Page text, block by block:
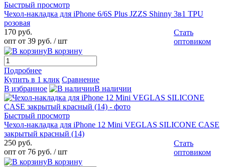
Быстрый просмотр
Чехол-накладка для iPhone 6/6S Plus JZZS Shinny 3в1 TPU
розовая
170 руб.
опт от 39 руб. / шт
Стать
оптовиком
В корзину
Подробнее
Купить в 1 клик Сравнение
В избранное
В наличии
Быстрый просмотр
Чехол-накладка для iPhone 12 Mini VEGLAS SILICONE CASE
закрытый красный (14)
250 руб.
опт от 76 руб. / шт
Стать
оптовиком
В корзину